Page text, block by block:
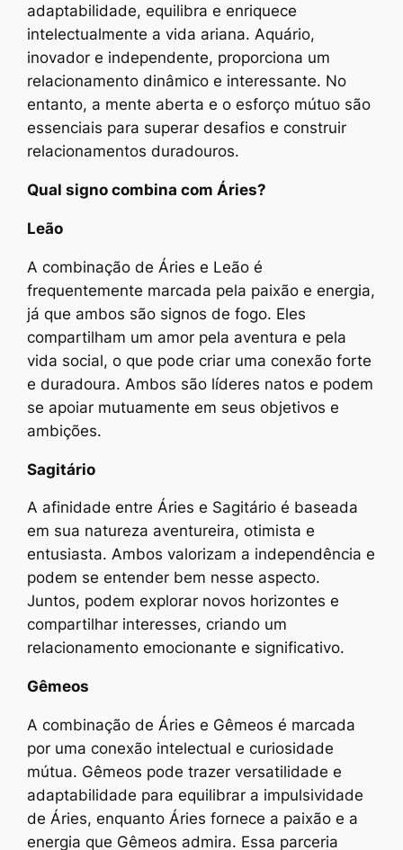
adaptabilidade, equilibra e enriquece
intelectualmente a vida ariana. Aquário,
inovador e independente, proporciona um
relacionamento dinâmico e interessante. No
entanto, a mente aberta e o esforço mútuo são
essenciais para superar desafios e construir
relacionamentos duradouros.
Qual signo combina com Áries?
Leão
A combinação de Áries e Leão é
frequentemente marcada pela paixão e energia,
já que ambos são signos de fogo. Eles
compartilham um amor pela aventura e pela
vida social, o que pode criar uma conexão forte
e duradoura. Ambos são líderes natos e podem
se apoiar mutuamente em seus objetivos e
ambições.
Sagitário
A afinidade entre Áries e Sagitário é baseada
em sua natureza aventureira, otimista e
entusiasta. Ambos valorizam a independência e
podem se entender bem nesse aspecto.
Juntos, podem explorar novos horizontes e
compartilhar interesses, criando um
relacionamento emocionante e significativo.
Gêmeos
A combinação de Áries e Gêmeos é marcada
por uma conexão intelectual e curiosidade
mútua. Gêmeos pode trazer versatilidade e
adaptabilidade para equilibrar a impulsividade
de Áries, enquanto Áries fornece a paixão e a
energia que Gêmeos admira. Essa parceria